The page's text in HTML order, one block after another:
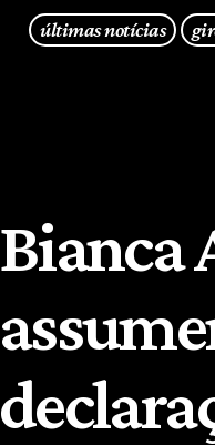
últimas notícias
Bianca